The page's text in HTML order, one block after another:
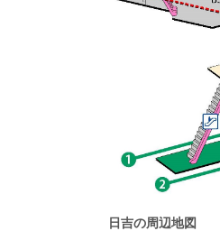
日吉の周辺地図